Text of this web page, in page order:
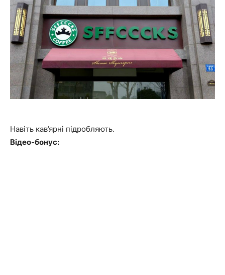
Навіть кав’ярні підробляють.
Відео-бонус: